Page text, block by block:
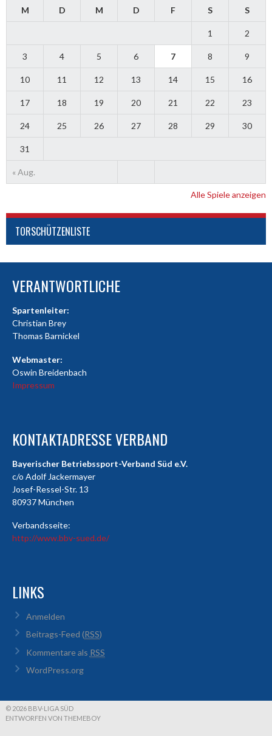
M D M D F S S
« Aug.
1 2
3 4 5 6 7 8 9
10 11 12 13 14 15 16
17 18 19 20 21 22 23
24 25 26 27 28 29 30
31
Alle Spiele anzeigen
TORSCHÜTZENLISTE
VERANTWORTLICHE
Spartenleiter:
Christian Brey
Thomas Barnickel
Webmaster:
Oswin Breidenbach
Impressum
KONTAKTADRESSE VERBAND
Bayerischer Betriebssport-Verband Süd e.V.
c/o Adolf Jackermayer
Josef-Ressel-Str. 13
80937 München
Verbandsseite:
http://www.bbv-sued.de/
LINKS
Anmelden
Beitrags-Feed (RSS)
Kommentare als RSS
WordPress.org
© 2026 BBV-LIGA SÜD
ENTWORFEN VON THEMEBOY